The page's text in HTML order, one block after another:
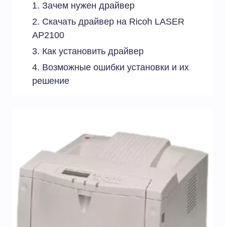
Зачем нужен драйвер
Скачать драйвер на Ricoh LASER
AP2100
Как установить драйвер
Возможные ошибки установки и их
решение